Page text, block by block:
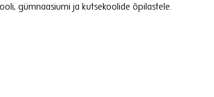
gümnaasiumi ja kutsekoolide õpilastele.